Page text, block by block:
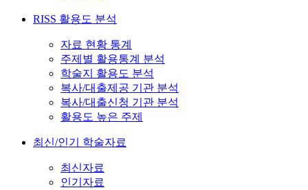
RISS 활용도 분석
자료 현황 통계
주제별 활용통계 분석
학술지 활용도 분석
복사/대출제공 기관 분석
복사/대출신청 기관 분석
활용도 높은 주제
최신/인기 학술자료
최신자료
인기자료